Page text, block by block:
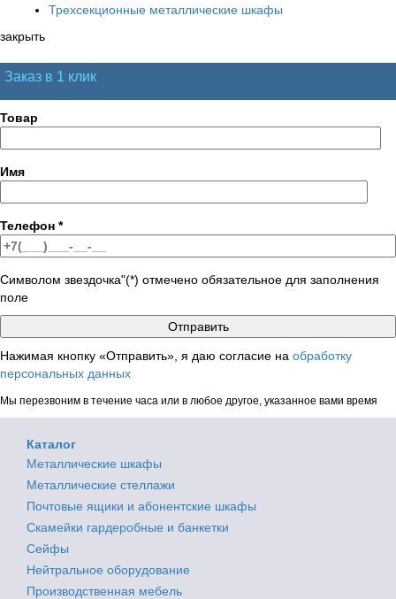
Трехсекционные металлические шкафы
закрыть
Заказ в 1 клик
Товар
Имя
Телефон *
Символом звездочка"(*) отмечено обязательное для заполнения
поле
Нажимая кнопку «Отправить», я даю согласие на обработку
персональных данных
Мы перезвоним в течение часа или в любое другое, указанное вами время
Каталог
Металлические шкафы
Металлические стеллажи
Почтовые ящики и абонентские шкафы
Скамейки гардеробные и банкетки
Сейфы
Нейтральное оборудование
Производственная мебель